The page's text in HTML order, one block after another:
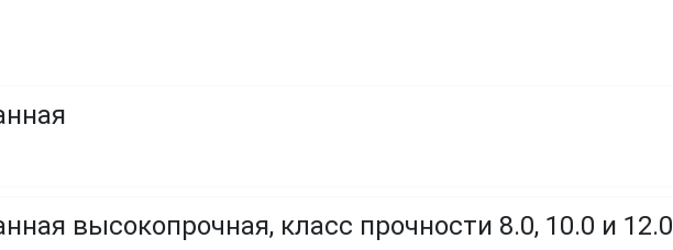
высокопрочная, класс прочности 8.0, 10.0 и 12.0